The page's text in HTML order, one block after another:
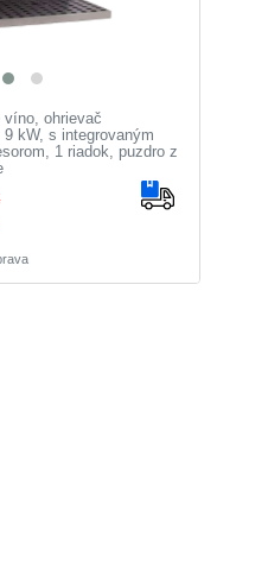
víno, ohrievač
kW, s integrovaným
1 riadok, puzdro z